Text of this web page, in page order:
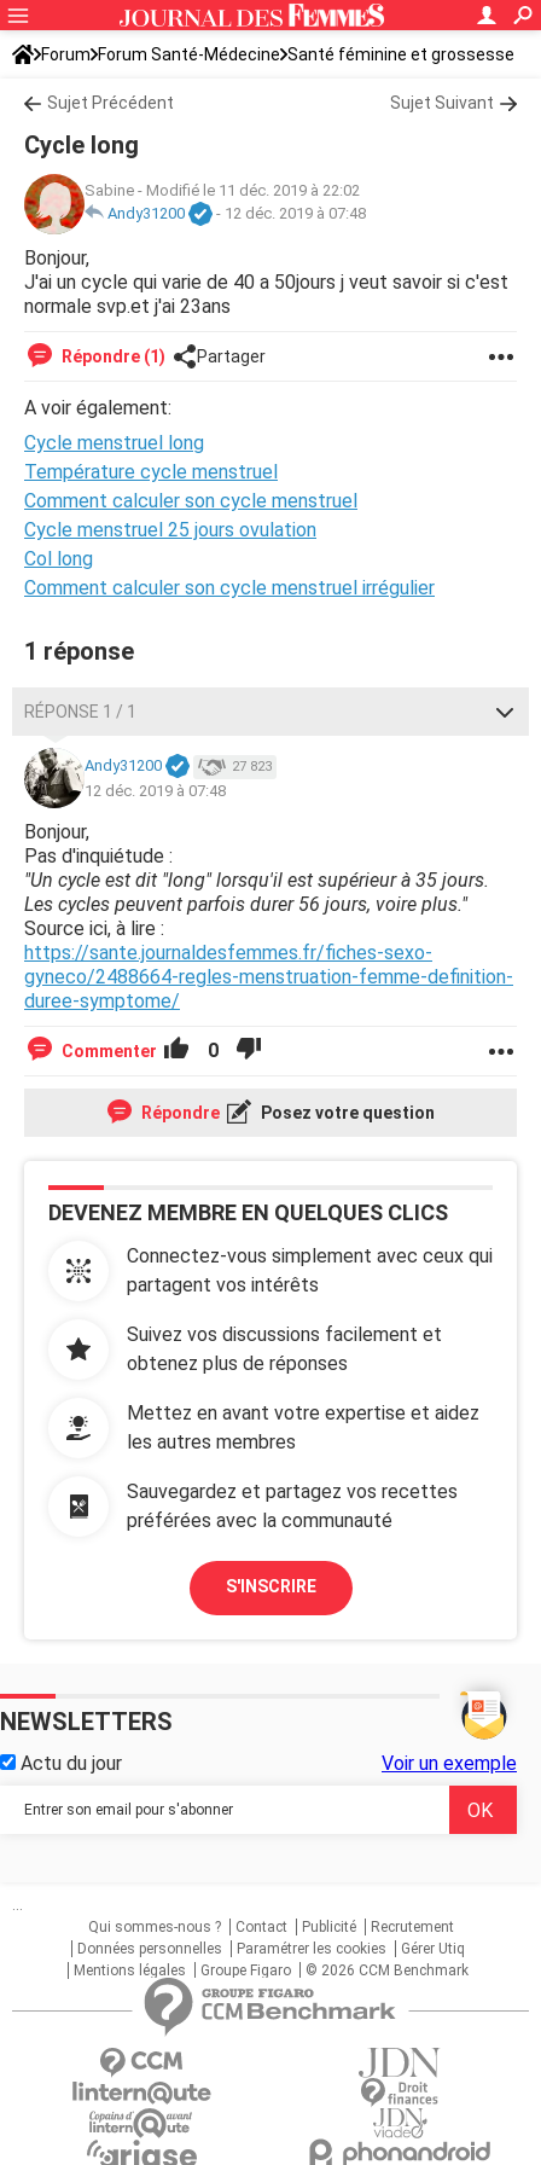
Forum Forum Santé-Médecine Santé féminine et grossesse
Sujet Précédent Sujet Suivant
Cycle long
Sabine - Modifié le 11 déc. 2019 à 22:02
Andy31200
- 12 déc. 2019 à 07:48
Bonjour,
J'ai un cycle qui varie de 40 a 50jours j veut savoir si c'est
normale svp.et j'ai 23ans
Répondre (1) Partager
A voir également:
Cycle menstruel long
Température cycle menstruel
Comment calculer son cycle menstruel
Cycle menstruel 25 jours ovulation
Col long
Comment calculer son cycle menstruel irrégulier
1 réponse
RÉPONSE 1 / 1
Andy31200 27 823
12 déc. 2019 à 07:48
Bonjour,
Pas d'inquiétude :
"Un cycle est dit "long" lorsqu'il est supérieur à 35 jours.
Les cycles peuvent parfois durer 56 jours, voire plus."
Source ici, à lire :
https://sante.journaldesfemmes.fr/fiches-sexo-
gyneco/2488664-regles-menstruation-femme-definition-
duree-symptome/
Commenter 0
Répondre Posez votre question
DEVENEZ MEMBRE EN QUELQUES CLICS
Connectez-vous simplement avec ceux qui
partagent vos intérêts
Suivez vos discussions facilement et
obtenez plus de réponses
Mettez en avant votre expertise et aidez
les autres membres
Sauvegardez et partagez vos recettes
préférées avec la communauté
S'INSCRIRE
NEWSLETTERS
Actu du jour Voir un exemple
...
Qui sommes-nous ?
Contact Publicité
Recrutement
Données personnelles
Paramétrer les cookies
Gérer Utiq
Mentions légales
Groupe Figaro © 2026 CCM Benchmark